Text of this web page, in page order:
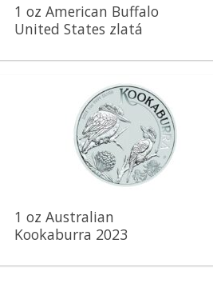
1 oz American Buffalo
United States zlatá
Pridať k
obľúbeným
1 oz Australian
Kookaburra 2023